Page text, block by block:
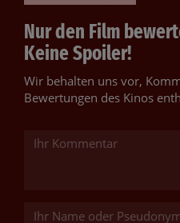
Nur den Film
Keine Spoiler!
Wir behalten uns vor,
Bewertungen des Kinos